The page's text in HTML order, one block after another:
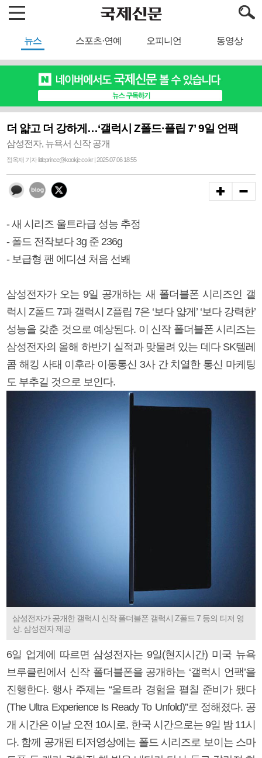
뉴스 스포츠·연예 오피니언 동영상
더 얇고 더 강하게…‘갤럭시 Z폴드·플립 7’ 9일 언팩
삼성전자, 뉴욕서 신작 공개
정옥재 기자 littleprince@kookje.co.kr | 2025.07.06 18:55
- 새 시리즈 울트라급 성능 추정
- 폴드 전작보다 3g 준 236g
- 보급형 팬 에디션 처음 선봬
삼성전자가 오는 9일 공개하는 새 폴더블폰 시리즈인 갤
럭시 Z폴드 7과 갤럭시 Z플립 7은 ‘보다 얇게’ ‘보다 강력한’
성능을 갖춘 것으로 예상된다. 이 신작 폴더블폰 시리즈는
삼성전자의 올해 하반기 실적과 맞물려 있는 데다 SK텔레
콤 해킹 사태 이후라 이동통신 3사 간 치열한 통신 마케팅
도 부추길 것으로 보인다.
삼성전자가 공개한 갤럭시 신작 폴더블폰 갤럭시 Z폴드 7 등의 티저 영
상. 삼성전자 제공
6일 업계에 따르면 삼성전자는 9일(현지시간) 미국 뉴욕
브루클린에서 신작 폴더블폰을 공개하는 ‘갤럭시 언팩’을
진행한다. 행사 주제는 “울트라 경험을 펼칠 준비가 됐다
(The Ultra Experience Is Ready To Unfold)”로 정해졌다. 공
개 시간은 이날 오전 10시로, 한국 시간으로는 9일 밤 11시
다. 함께 공개된 티저영상에는 폴드 시리즈로 보이는 스마